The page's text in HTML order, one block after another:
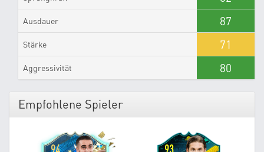
Ausdauer 87
Stärke 71
Aggressivität 80
Empfohlene Spieler